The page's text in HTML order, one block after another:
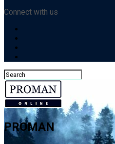
Connect with us
PROMAN